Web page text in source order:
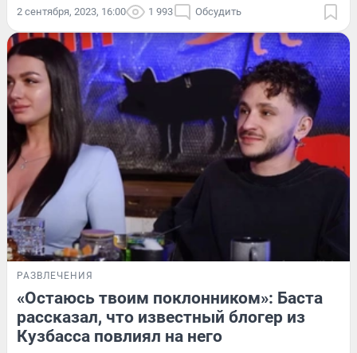
2 сентября, 2023, 16:00 1 993 Обсудить
РАЗВЛЕЧЕНИЯ
«Остаюсь твоим поклонником»: Баста
рассказал, что известный блогер из
Кузбасса повлиял на него